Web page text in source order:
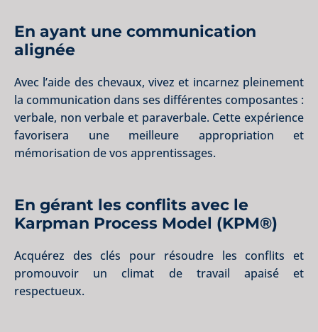
En ayant une communication
alignée
Avec l’aide des chevaux, vivez et incarnez pleinement
la communication dans ses différentes composantes :
verbale, non verbale et paraverbale. Cette expérience
favorisera une meilleure appropriation et
mémorisation de vos apprentissages.
En gérant les conflits avec le
Karpman Process Model (KPM®)
Acquérez des clés pour résoudre les conflits et
promouvoir un climat de travail apaisé et
respectueux.